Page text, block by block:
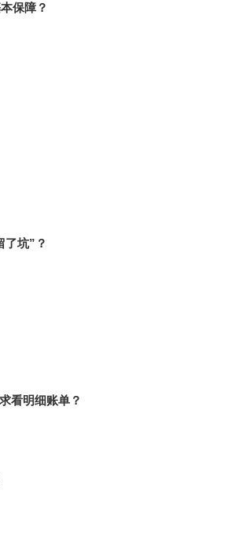
保障？
了坑”？
看明细账单？